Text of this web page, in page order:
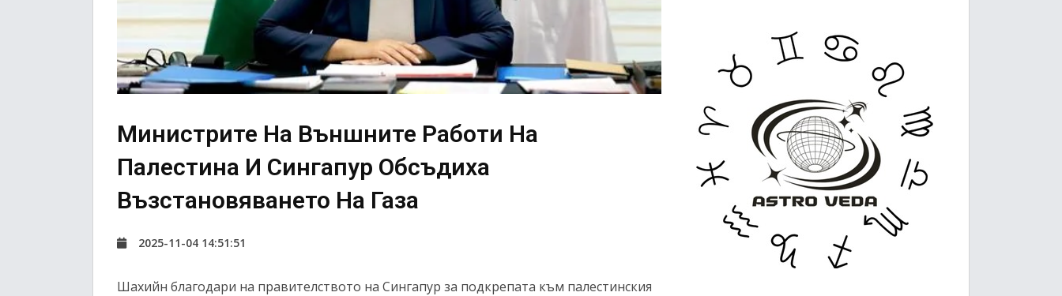
Министрите На Външните Работи На
Палестина И Сингапур Обсъдиха
Възстановяването На Газа
2025-11-04 14:51:51
Шахийн благодари на правителството на Сингапур за подкрепата към палестинския